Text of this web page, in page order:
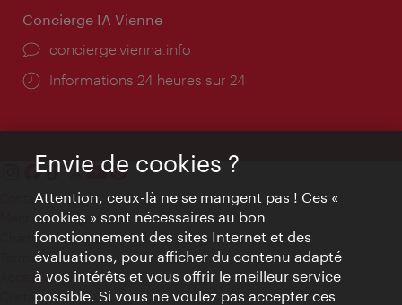
Concierge IA Vienne
Ort:
concierge.vienna.info
Öffnungszeiten:
Informations 24 heures sur 24
Contact
Mentions obligatoires
Charte sur le respect de la vie privée
Terms of Use
Accessibilité
Contact presse
Envie de cookies ?
Attention, ceux-là ne se mangent pas ! Ces «
cookies » sont nécessaires au bon
fonctionnement des sites Internet et des
évaluations, pour afficher du contenu adapté
à vos intérêts et vous offrir le meilleur service
possible. Si vous ne voulez pas accepter ces